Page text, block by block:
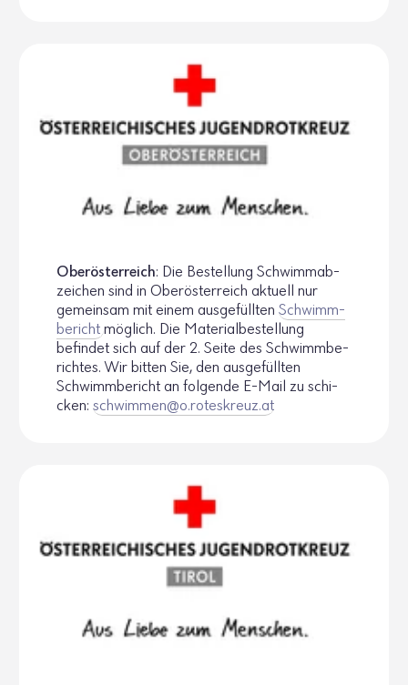
Ober­ös­ter­reich: Die Bestel­lung Schwimm­ab­
zei­chen sind in Ober­ös­ter­reich aktuell nur
gemeinsam mit einem ausge­füllten Schwimm­
be­richtmöglich. Die Mate­ri­al­be­stel­lung
befindet sich auf der 2. Seite des Schwimm­be­
richtes. Wir bitten Sie, den ausge­füllten
Schwimm­be­richt an folgende E-Mail zu schi­
cken: schwimmen@​o.​roteskreuz.​at